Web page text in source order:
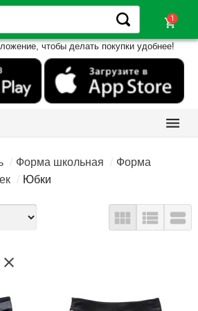
shopping_cart
чтобы делать покупки удобнее!

Форма школьная
Форма
Юбки
  
close